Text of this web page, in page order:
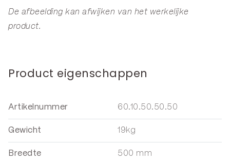
De afbeelding kan afwijken van het werkelijke
product.
Product eigenschappen
Artikelnummer 60.10.50.50.50
Gewicht 19kg
Breedte 500 mm